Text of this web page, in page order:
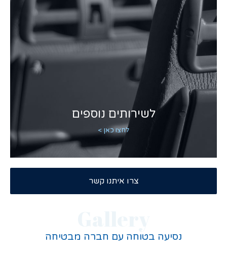
לשירותים נוספים
לחצו כאן >
צרו איתנו קשר
נסיעה בטוחה עם חברה מבטיחה